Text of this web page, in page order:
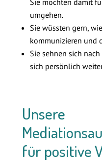
Sie möchten damit
umgehen.
Sie wüssten gern,
kommunizieren und
Sie sehnen sich
sich persönlich
Unsere
für positive